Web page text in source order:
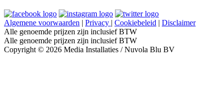
Algemene voorwaarden | Privacy | Cookiebeleid | Disclaimer
Alle genoemde prijzen zijn inclusief BTW
Alle genoemde prijzen zijn inclusief BTW
Copyright © 2026 Media Installaties / Nuvola Blu BV